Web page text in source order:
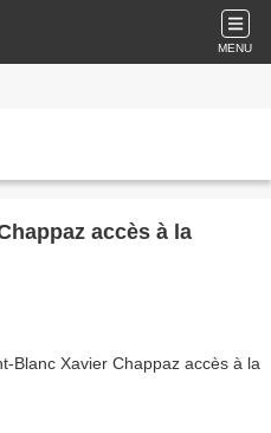
MENU
accès à la